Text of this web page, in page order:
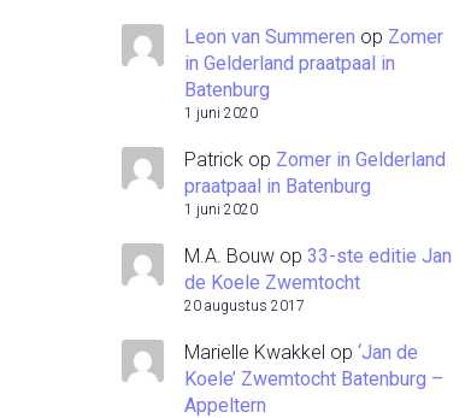
Leon van Summeren op Zomer
in Gelderland praatpaal in
Batenburg
1 juni 2020
Patrick op Zomer in Gelderland
praatpaal in Batenburg
1 juni 2020
M.A. Bouw op 33-ste editie Jan
de Koele Zwemtocht
20 augustus 2017
Marielle Kwakkel op ‘Jan de
Koele’ Zwemtocht Batenburg –
Appeltern